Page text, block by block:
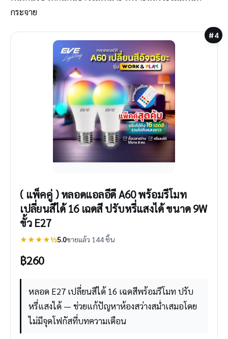
กระจาย
#4
( แพ็คคู่ ) หลอดแอลอีดี A60 พร้อมรีโมท
เปลี่ยนสีได้ 16 เฉดสี ปรับหรี่แสงได้ ขนาด 9W
ขั้ว E27
★★★★½5.0ขายแล้ว 144 ชิ้น
฿260
หลอด E27 เปลี่ยนสีได้ 16 เฉดสีพร้อมรีโมท ปรับ
หรี่แสงได้ — ช่วยแก้ปัญหาห้องสว่างสม่ำเสมอโดย
ไม่มีจุดโฟกัสที่บทความเตือน